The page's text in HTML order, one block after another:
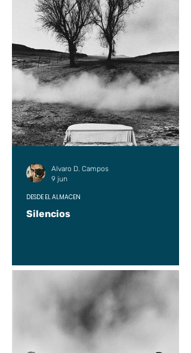
Silencios
DESDE EL ALMACÉN
Alvaro D. Campos
9 jun